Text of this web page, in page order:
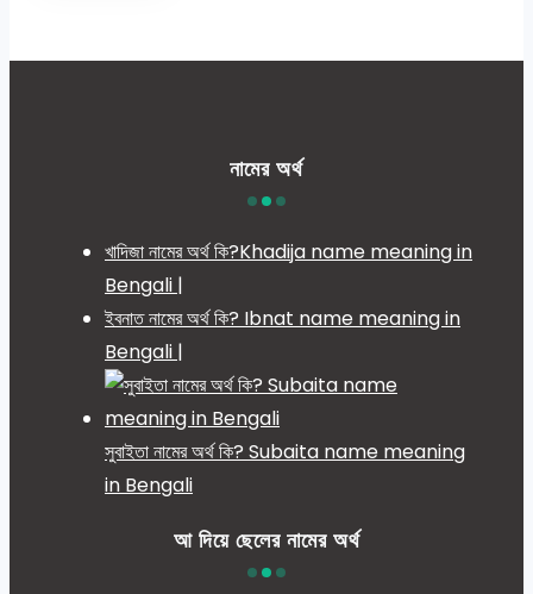
নামের অর্থ
খাদিজা নামের অর্থ কি?Khadija name meaning in
Bengali |
ইবনাত নামের অর্থ কি? Ibnat name meaning in
Bengali |
সুবাইতা নামের অর্থ কি? Subaita name meaning
in Bengali
আ দিয়ে ছেলের নামের অর্থ